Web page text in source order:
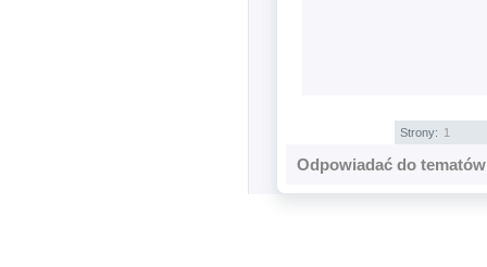
Strony: 1
Odpowiadać do